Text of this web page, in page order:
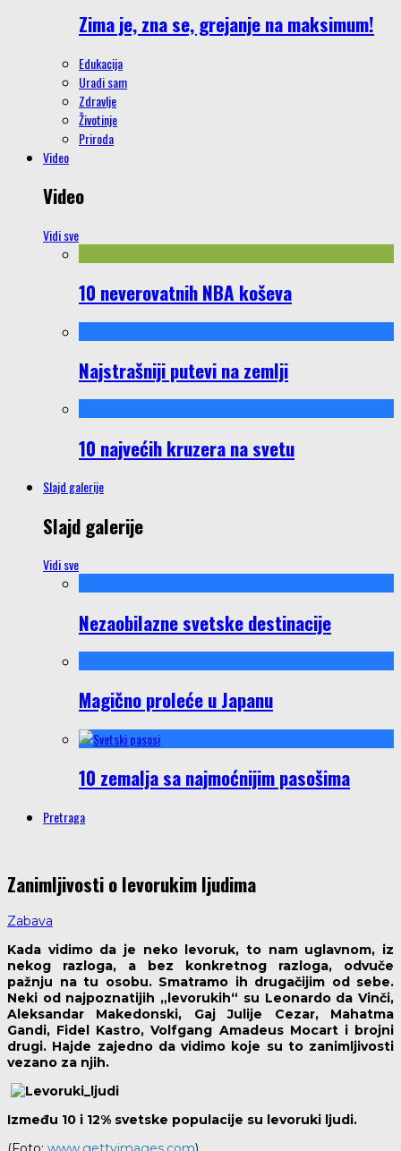
Zima je, zna se, grejanje na maksimum!
Edukacija
Uradi sam
Zdravlje
Životinje
Priroda
Video
Video
Vidi sve
10 neverovatnih NBA koševa
Najstrašniji putevi na zemlji
10 najvećih kruzera na svetu
Slajd galerije
Slajd galerije
Vidi sve
Nezaobilazne svetske destinacije
Magično proleće u Japanu
10 zemalja sa najmoćnijim pasošima
Pretraga
Zanimljivosti o levorukim ljudima
Zabava
Kada vidimo da je neko levoruk, to nam uglavnom, iz
nekog razloga, a bez konkretnog razloga, odvuče
pažnju na tu osobu. Smatramo ih drugačijim od sebe.
Neki od najpoznatijih „levorukih“ su Leonardo da Vinči,
Aleksandar Makedonski, Gaj Julije Cezar, Mahatma
Gandi, Fidel Kastro, Volfgang Amadeus Mocart i brojni
drugi. Hajde zajedno da vidimo koje su to zanimljivosti
vezano za njih.
Između 10 i 12% svetske populacije su levoruki ljudi.